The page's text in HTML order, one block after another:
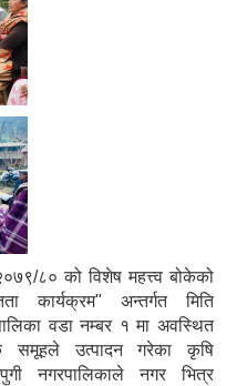
८० को विशेष महत्त्व बोकेको
कार्यक्रम" अन्तर्गत मिति
वडा नम्बर १ मा अवस्थित
समूहले उत्पादन गरेका कृषि
नगरपालिकाले नगर भित्र